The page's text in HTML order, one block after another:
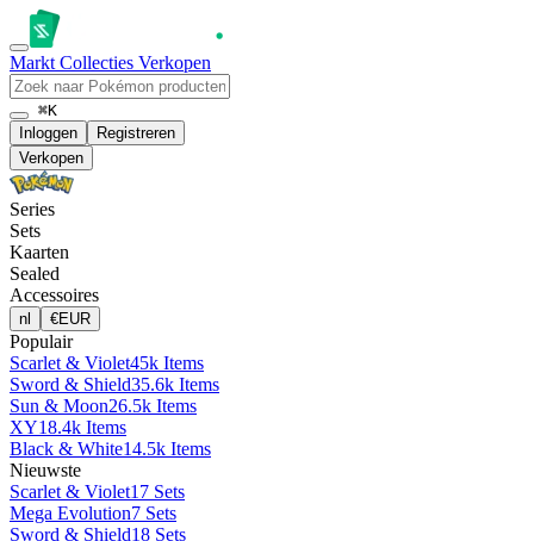
Markt Collecties Verkopen
⌘K
Inloggen
Registreren
Verkopen
Series
Sets
Kaarten
Sealed
Accessoires
nl €EUR
Populair
Scarlet & Violet45k Items
Sword & Shield35.6k Items
Sun & Moon26.5k Items
XY18.4k Items
Black & White14.5k Items
Nieuwste
Scarlet & Violet17 Sets
Mega Evolution7 Sets
Sword & Shield18 Sets